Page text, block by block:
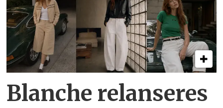
Blanche relanseres